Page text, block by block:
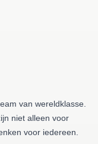
van wereldklasse.
niet alleen voor
voor iedereen.